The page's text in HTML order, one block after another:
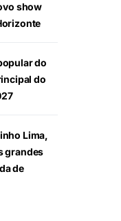
show
do
do
Lima,
grandes
de